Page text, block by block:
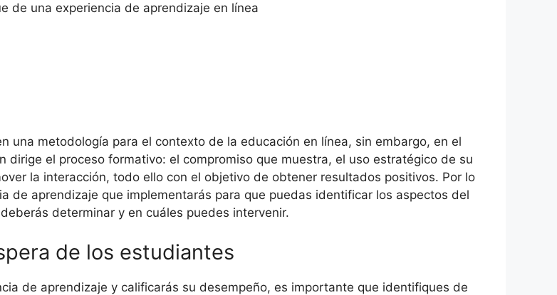
de una experiencia de aprendizaje en línea
una metodología para el contexto de la educación en línea, sin embargo, en el
el proceso formativo: el compromiso que muestra, el uso estratégico de su
la interacción, todo ello con el objetivo de obtener resultados positivos. Por lo
de aprendizaje que implementarás para que puedas identificar los aspectos del
determinar y en cuáles puedes intervenir.
de los estudiantes
de aprendizaje y calificarás su desempeño, es importante que identifiques de